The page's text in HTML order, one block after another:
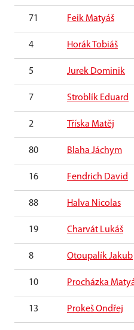
71 Feik Matyáš
4 Horák Tobiáš
5 Jurek Dominik
7 Stroblík Eduard
2 Tříska Matěj
80 Blaha Jáchym
16 Fendrich David
88 Halva Nicolas
19 Charvát Lukáš
8 Otoupalík Jakub
10 Procházka
13 Prokeš Ondřej